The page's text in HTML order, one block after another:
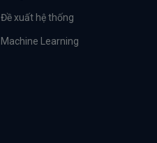
Đề xuất hệ thống
Machine Learning